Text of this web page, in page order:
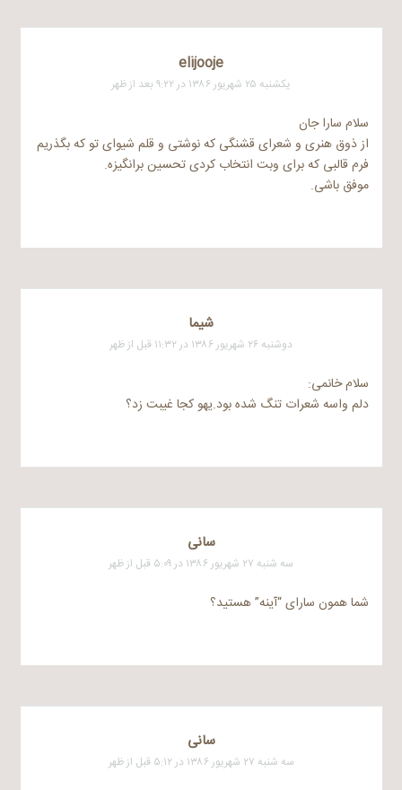
elijooje
یکشنبه ۲۵ شهریور ۱۳۸۶ در ۹:۲۲ بعد از ظهر
سلام سارا جان
از ذوق هنری و شعرای قشنگی که نوشتی و قلم شیوای تو که بگذریم
فرم قالبی که برای وبت انتخاب کردی تحسین برانگیزه.
موفق باشی.
شيما
دوشنبه ۲۶ شهریور ۱۳۸۶ در ۱۱:۳۲ قبل از ظهر
سلام خانمی:
دلم واسه شعرات تنگ شده بود.یهو کجا غیبت زد؟
سانی
سه شنبه ۲۷ شهریور ۱۳۸۶ در ۵:۰۹ قبل از ظهر
شما همون سارای “آینه” هستید؟
سانی
سه شنبه ۲۷ شهریور ۱۳۸۶ در ۵:۱۲ قبل از ظهر